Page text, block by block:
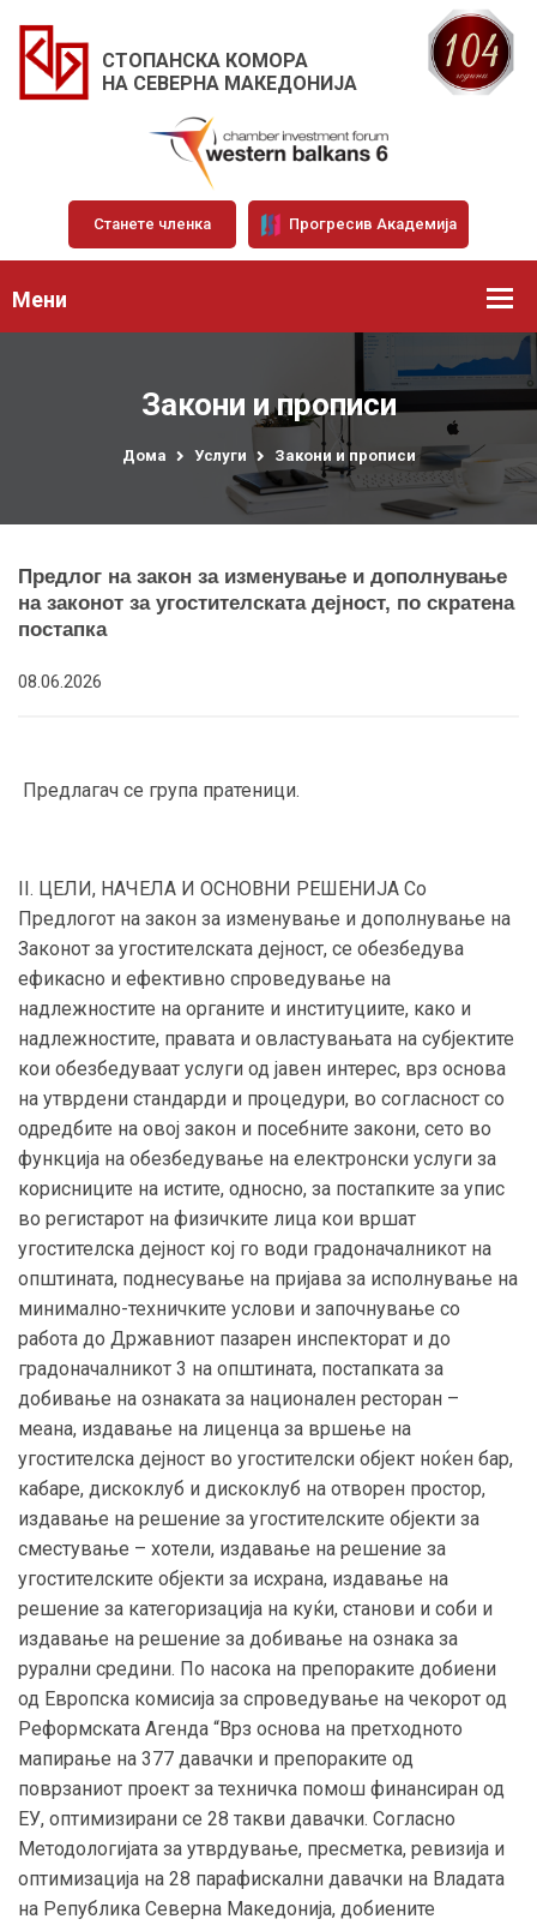
СТОПАНСКА КОМОРА
НА СЕВЕРНА МАКЕДОНИЈА
Станете членка Прогресив Академија
Мени
Закони и прописи
Дома Услуги Закони и прописи
Предлог на закон за изменување и дополнување
на законот за угостителската дејност, по скратена
постапка
08.06.2026
Предлагач се група пратеници.
II. ЦЕЛИ, НАЧЕЛА И ОСНОВНИ РЕШЕНИЈА Со
Предлогот на закон за изменување и дополнување на
Законот за угостителската дејност, се обезбедува
ефикасно и ефективно спроведување на
надлежностите на органите и институциите, како и
надлежностите, правата и овластувањата на субјектите
кои обезбедуваат услуги од јавен интерес, врз основа
на утврдени стандарди и процедури, во согласност со
одредбите на овој закон и посебните закони, сето во
функција на обезбедување на електронски услуги за
корисниците на истите, односно, за постапките за упис
во регистарот на физичките лица кои вршат
угостителска дејност кој го води градоначалникот на
општината, поднесување на пријава за исполнување на
минимално-техничките услови и започнување со
работа до Државниот пазарен инспекторат и до
градоначалникот 3 на општината, постапката за
добивање на ознаката за национален ресторан –
меана, издавање на лиценца за вршење на
угостителска дејност во угостителски објект ноќен бар,
кабаре, дискоклуб и дискоклуб на отворен простор,
издавање на решение за угостителските објекти за
сместување – хотели, издавање на решение за
угостителските објекти за исхрана, издавање на
решение за категоризација на куќи, станови и соби и
издавање на решение за добивање на ознака за
рурални средини. По насока на препораките добиени
од Европска комисија за спроведување на чекорот од
Реформската Агенда “Врз основа на претходното
мапирање на 377 давачки и препораките од
поврзаниот проект за техничка помош финансиран од
ЕУ, оптимизирани се 28 такви давачки. Согласно
Методологијата за утврдување, пресметка, ревизија и
оптимизација на 28 парафискални давачки на Владата
на Република Северна Македонија, добиените